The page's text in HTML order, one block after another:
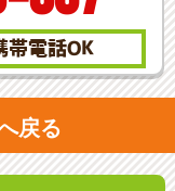
帯電話OK
戻る